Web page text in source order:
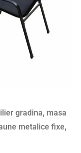
gradina, masa
metalice fixe,